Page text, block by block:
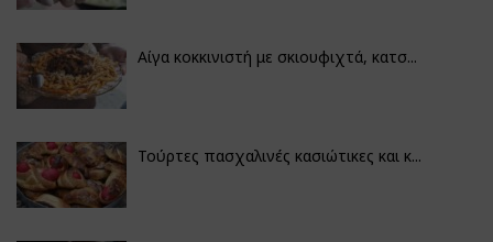
Αίγα κοκκινιστή με σκιουφιχτά, κατσ...
Τούρτες πασχαλινές κασιώτικες και κ...